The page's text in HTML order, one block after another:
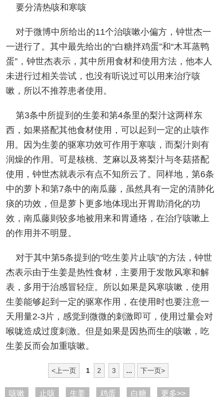
要分清热咳和寒咳
对于微博中所给出的11个治咳嗽小偏方，钟世杰一
一进行了。其中最先给出的“白糖拌鸡蛋”和“木耳蒸鸭
蛋”，钟世杰表示，其中所用食材和使用方法，他本人
未进行过相关尝试，也没有听说过可以用来治疗咳
嗽，所以不推荐患者使用。
第3条中所提到的生姜和第4条里的梨汁这两样东
西，如果搭配其他食材使用，可以起到一定的止咳作
用。因为生姜的驱寒功效可作用于寒咳，而梨汁则有
润燥的作用。可是核桃、芝麻以及将梨汁与冬菇搭配
使用，钟世杰就表示有点不知所云了。同样地，第6条
中的萝卜和第7条中的南瓜藤，虽然具有一定的清肺化
痰的功效，但是萝卜更多地体现出开胃助消化的功
效，南瓜藤则较多地被用来和胃通络，在治疗咳嗽上
的作用并不明显。
对于其中第5条提到的“吃生姜片止咳”的方法，钟世
杰表示由于生姜是热性食材，主要用于发散风寒和解
表，多用于治感冒轻症。所以如果是风寒咳嗽，使用
生姜能够起到一定的驱寒作用，在使用时也要注意一
天用量2-3片，感觉到微微的刺激即可，使用过量会对
喉咙造成过度刺激。但是如果是因热而生的咳嗽，吃
生姜反而会加重咳嗽。
<上一页 1 2 3 ... 下一页>
咳嗽 止咳 生姜 鸡蛋 白糖 更多>>